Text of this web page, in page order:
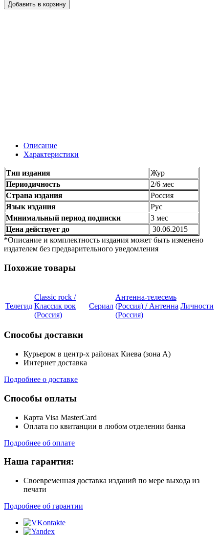
Описание
Характеристики
Тип издания
Жур
Периодичность
2/6 мес
Страна издания
Россия
Язык издания
Рус
Минимальный период подписки
3 мес
Цена действует до
30.06.2015
*Описание и комплектность издания может быть изменено
издателем без предварительного уведомления
Похожие товары
Телегид
Classic rock /
Классик рок
(Россия)
Сериал
Антенна-телесемь
(Россия) / Антенна
(Россия)
Личности
Способы доставки
Курьером в центр-х районах Киева (зона А)
Интернет доставка
Подробнее о доставке
Способы оплаты
Карта Visa MasterCard
Оплата по квитанции в любом отделении банка
Подробнее об оплате
Наша гарантия:
Своевременная доставка изданий по мере выхода из
печати
Подробнее об гарантии